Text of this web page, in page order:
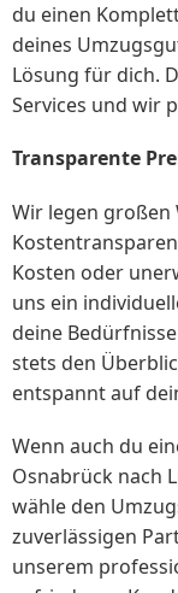
du einen
deines
Lösung für dich.
Services und wir
Transparente
Wir legen großen
Kosten oder
uns ein
deine
stets den
entspannt auf
Wenn auch du
Osnabrück nach
wähle den
zuverlässigen
unserem